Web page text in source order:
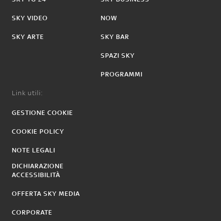
SKY VIDEO
SKY ARTE
NOW
SKY BAR
SPAZI SKY
PROGRAMMI
Link utili:
GESTIONE COOKIE
COOKIE POLICY
NOTE LEGALI
DICHIARAZIONE
ACCESSIBILITÀ
OFFERTA SKY MEDIA
CORPORATE